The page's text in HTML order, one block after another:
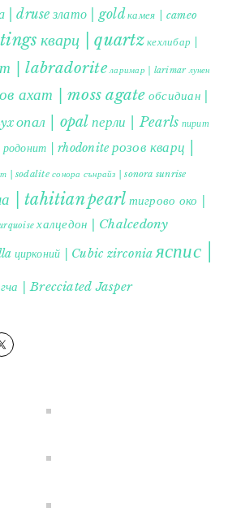
| druse злато | gold камея | cameo
кварц | quartzкехлибар |
| labradorite ларимар | larimar лунен
ахат | moss agate обсидиан |
опал | opal перли | Pearls пирит |
родонит | rhodonite розов кварц |
| sodalite сонора сънрайз | sonora sunrise
| tahitian pearl тигрово око |
халцедон | Chalcedony
цирконий | Cubic zirconia яспис |
| Brecciated Jasper